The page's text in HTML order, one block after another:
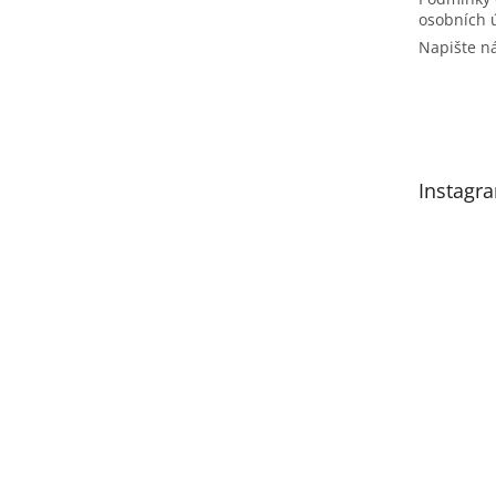
osobních
Napište